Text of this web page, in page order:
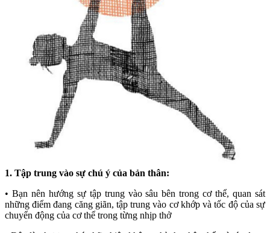
1. Tập trung vào sự chú ý của bản thân:
• Bạn nên hướng sự tập trung vào sâu bên trong cơ thể, quan sát
những điểm đang căng giãn, tập trung vào cơ khớp và tốc độ của sự
chuyển động của cơ thể trong từng nhịp thở